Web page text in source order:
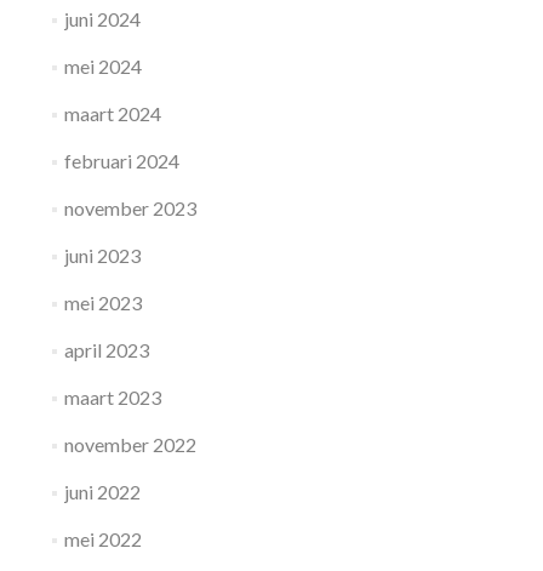
juni 2024
mei 2024
maart 2024
februari 2024
november 2023
juni 2023
mei 2023
april 2023
maart 2023
november 2022
juni 2022
mei 2022